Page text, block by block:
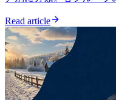
Read article